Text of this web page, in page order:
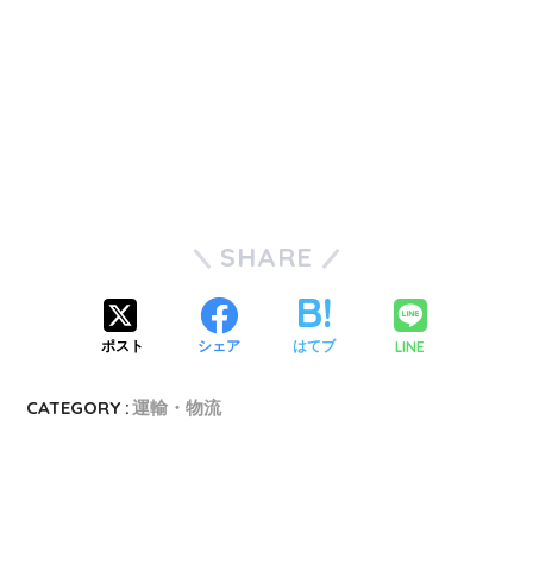
SHARE
ポスト シェア はてブ LINE
CATEGORY :運輸・物流